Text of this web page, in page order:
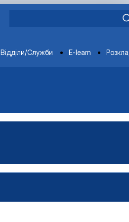
Відділи/Служби E-learn